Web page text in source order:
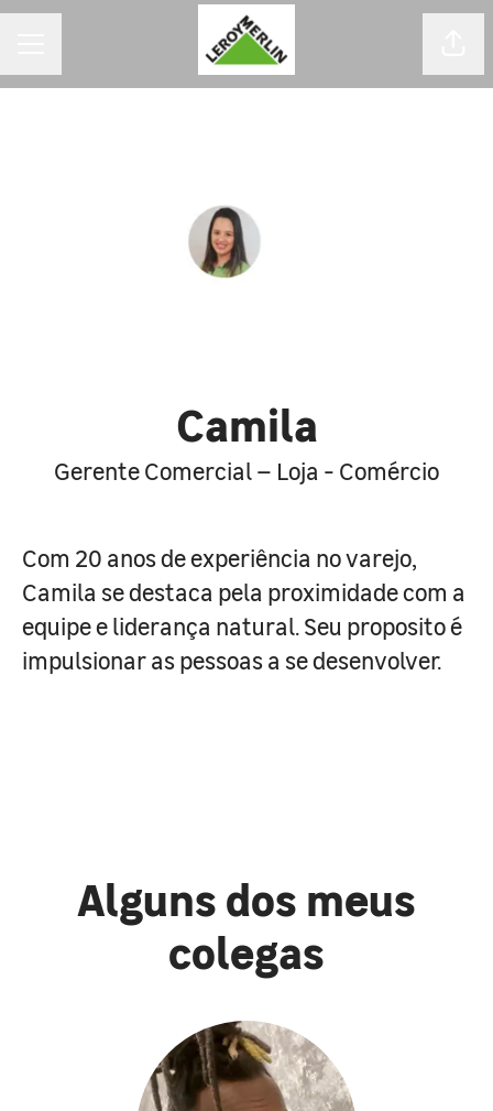
Camila
Gerente Comercial – Loja - Comércio
Com 20 anos de experiência no varejo,
Camila se destaca pela proximidade com a
equipe e liderança natural. Seu proposito é
impulsionar as pessoas a se desenvolver.
Alguns dos meus
colegas